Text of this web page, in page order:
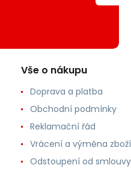
Vše o nákupu
Doprava a platba
Obchodní podmínky
Reklamační řád
Vrácení a výměna zboží
Odstoupení od smlouvy